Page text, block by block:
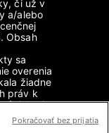
či už v
a/alebo
Obsah
sa
overenia
žiadne
práv k
Pokračovať bez prijatia